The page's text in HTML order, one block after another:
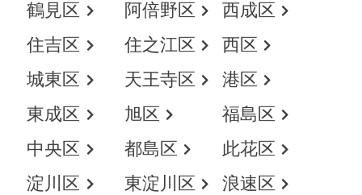
鶴見区
阿倍野区
西成区
住吉区
住之江区
西区
城東区
天王寺区
港区
東成区
旭区
福島区
中央区
都島区
此花区
淀川区
東淀川区 浪速区